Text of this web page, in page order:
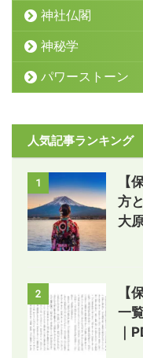
神社仏閣
神秘学
パワーストーン
人気記事ランキング
1
【
方
大
2
【
一
｜